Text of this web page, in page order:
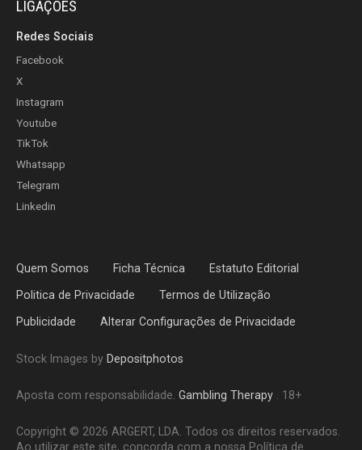
LIGAÇÕES
Redes Sociais
Facebook
X
Instagram
Youtube
TikTok
Whatsapp
Telegram
Linkedin
Quem Somos Ficha Técnica Estatuto Editorial
Politica de Privacidade Termos de Utilização
Publicidade Alterar Configurações de Privacidade
Stock Images by Depositphotos
Aposta com responsabilidade. Gambling Therapy. 18+
Copyright © 2026 ARGERT, LDA. Todos os direitos reservados.
Ao utilizar este site, concorda com a nossa Política de